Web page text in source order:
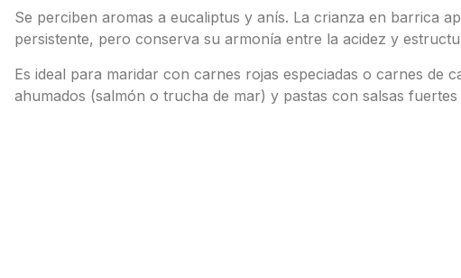
Se perciben aromas a eucaliptus y anís. La crianza en barrica
persistente, pero conserva su armonía entre la acidez y
Es ideal para maridar con carnes rojas especiadas o carnes de
ahumados (salmón o trucha de mar) y pastas con salsas fuertes